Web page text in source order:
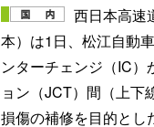
西日本高速
本）は1日、松江自動
ンターチェンジ（IC）
ョン（JCT）間（上下
損傷の補修を目的とし